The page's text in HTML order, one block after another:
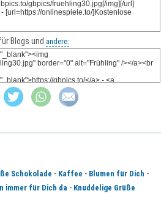
Blogs und andere:
Schokolade - Kaffee - Blumen für Dich -
immer für Dich da - Knuddelige Grüße